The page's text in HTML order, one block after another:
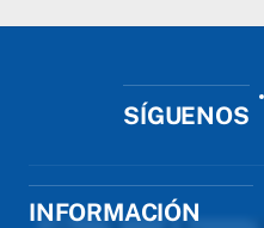
SÍGUENOS
INFORMACIÓN